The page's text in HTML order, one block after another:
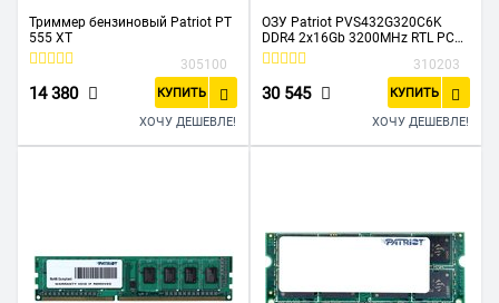
Триммер бензиновый Patriot PT
555 XT
305100
14 380 КУПИТЬ
ХОЧУ ДЕШЕВЛЕ!
ОЗУ Patriot PVS432G320C6K
DDR4 2x16Gb 3200MHz RTL PC4-
25600 CL16 DIMM 288-pin 1.35В
310203
30 545 КУПИТЬ
ХОЧУ ДЕШЕВЛЕ!